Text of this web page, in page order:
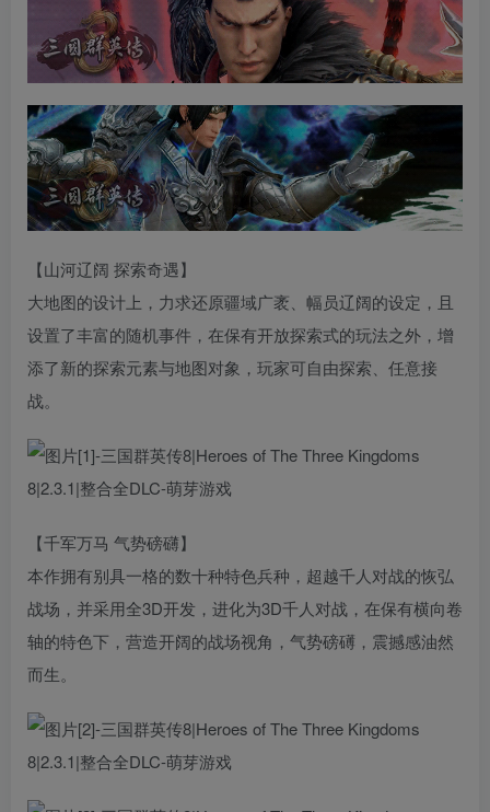
【山河辽阔 探索奇遇】
大地图的设计上，力求还原疆域广袤、幅员辽阔的设定，且
设置了丰富的随机事件，在保有开放探索式的玩法之外，增
添了新的探索元素与地图对象，玩家可自由探索、任意接
战。
【千军万马 气势磅礴】
本作拥有别具一格的数十种特色兵种，超越千人对战的恢弘
战场，并采用全3D开发，进化为3D千人对战，在保有横向卷
轴的特色下，营造开阔的战场视角，气势磅礡，震撼感油然
而生。